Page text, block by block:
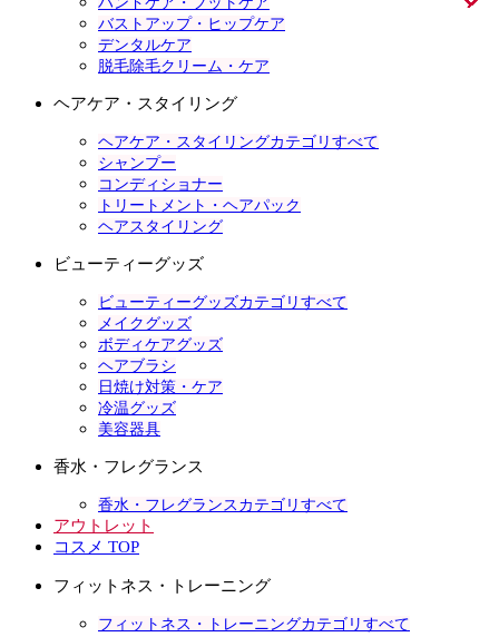
バストアップ・ヒップケア
デンタルケア
脱毛除毛クリーム・ケア
ヘアケア・スタイリング
ヘアケア・スタイリングカテゴリすべて
シャンプー
コンディショナー
トリートメント・ヘアパック
ヘアスタイリング
ビューティーグッズ
ビューティーグッズカテゴリすべて
メイクグッズ
ボディケアグッズ
ヘアブラシ
日焼け対策・ケア
冷温グッズ
美容器具
香水・フレグランス
香水・フレグランスカテゴリすべて
アウトレット
コスメ TOP
フィットネス・トレーニング
フィットネス・トレーニングカテゴリすべて